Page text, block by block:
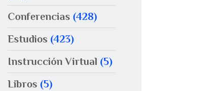
Conferencias (428)
Estudios (423)
Instrucción Virtual (5)
Libros (5)